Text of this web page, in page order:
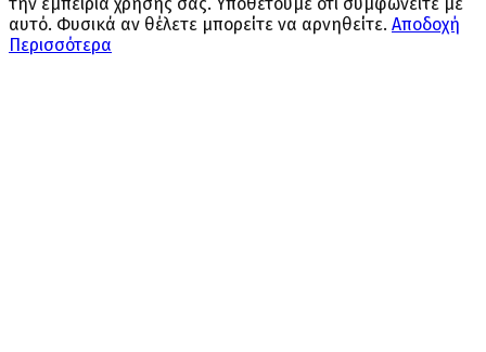
την εμπειρία χρήσης σας. Υποθέτουμε ότι συμφωνείτε με
αυτό. Φυσικά αν θέλετε μπορείτε να αρνηθείτε. Αποδοχή
Περισσότερα